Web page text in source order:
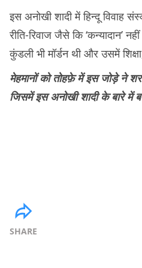
इस अनोखी शादी में हिन्दू विवाह
रीति-रिवाज जैसे कि ‘कन्यादान’
कुंडली भी मॉर्डन थी और उसमें
मेहमानों को तोहफ़े में इस जोड़े ने
जिसमें इस अनोखी शादी के बारे में
SHARE